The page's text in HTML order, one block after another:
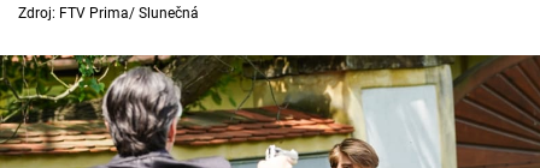
Sledujte prima+
Filmový festival Karlovy Vary
Zdroj: FTV Prima/ Slunečná